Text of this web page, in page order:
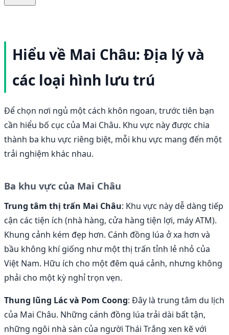
Hiểu về Mai Châu: Địa lý và
các loại hình lưu trú
Để chọn nơi ngủ một cách khôn ngoan, trước tiên bạn
cần hiểu bố cục của Mai Châu. Khu vực này được chia
thành ba khu vực riêng biệt, mỗi khu vực mang đến một
trải nghiệm khác nhau.
Ba khu vực của Mai Châu
Trung tâm thị trấn Mai Châu: Khu vực này dễ dàng tiếp
cận các tiện ích (nhà hàng, cửa hàng tiện lợi, máy ATM).
Khung cảnh kém đẹp hơn. Cánh đồng lúa ở xa hơn và
bầu không khí giống như một thị trấn tỉnh lẻ nhỏ của
Việt Nam. Hữu ích cho một đêm quá cảnh, nhưng không
phải cho một kỳ nghỉ trọn vẹn.
Thung lũng Lác và Pom Coong: Đây là trung tâm du lịch
của Mai Châu. Những cánh đồng lúa trải dài bất tận,
những ngôi nhà sàn của người Thái Trắng xen kẽ với